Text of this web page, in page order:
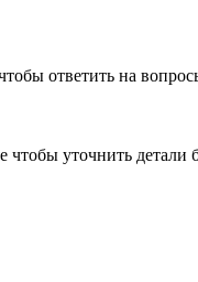
ответить на
уточнить детали